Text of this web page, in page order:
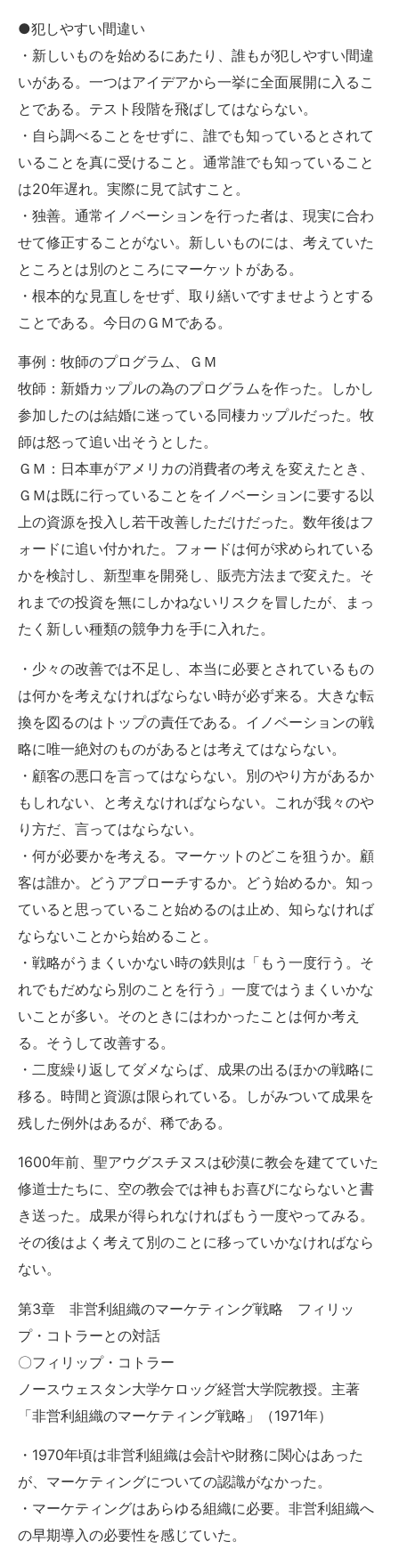
●犯しやすい間違い
・新しいものを始めるにあたり、誰もが犯しやすい間違
いがある。一つはアイデアから一挙に全面展開に入るこ
とである。テスト段階を飛ばしてはならない。
・自ら調べることをせずに、誰でも知っているとされて
いることを真に受けること。通常誰でも知っていること
は20年遅れ。実際に見て試すこと。
・独善。通常イノベーションを行った者は、現実に合わ
せて修正することがない。新しいものには、考えていた
ところとは別のところにマーケットがある。
・根本的な見直しをせず、取り繕いですませようとする
ことである。今日のＧＭである。
事例：牧師のプログラム、ＧＭ
牧師：新婚カップルの為のプログラムを作った。しかし
参加したのは結婚に迷っている同棲カップルだった。牧
師は怒って追い出そうとした。
ＧＭ：日本車がアメリカの消費者の考えを変えたとき、
ＧＭは既に行っていることをイノベーションに要する以
上の資源を投入し若干改善しただけだった。数年後はフ
ォードに追い付かれた。フォードは何が求められている
かを検討し、新型車を開発し、販売方法まで変えた。そ
れまでの投資を無にしかねないリスクを冒したが、まっ
たく新しい種類の競争力を手に入れた。
・少々の改善では不足し、本当に必要とされているもの
は何かを考えなければならない時が必ず来る。大きな転
換を図るのはトップの責任である。イノベーションの戦
略に唯一絶対のものがあるとは考えてはならない。
・顧客の悪口を言ってはならない。別のやり方があるか
もしれない、と考えなければならない。これが我々のや
り方だ、言ってはならない。
・何が必要かを考える。マーケットのどこを狙うか。顧
客は誰か。どうアプローチするか。どう始めるか。知っ
ていると思っていること始めるのは止め、知らなければ
ならないことから始めること。
・戦略がうまくいかない時の鉄則は「もう一度行う。そ
れでもだめなら別のことを行う」一度ではうまくいかな
いことが多い。そのときにはわかったことは何か考え
る。そうして改善する。
・二度繰り返してダメならば、成果の出るほかの戦略に
移る。時間と資源は限られている。しがみついて成果を
残した例外はあるが、稀である。
1600年前、聖アウグスチヌスは砂漠に教会を建てていた
修道士たちに、空の教会では神もお喜びにならないと書
き送った。成果が得られなければもう一度やってみる。
その後はよく考えて別のことに移っていかなければなら
ない。
第3章 非営利組織のマーケティング戦略 フィリッ
プ・コトラーとの対話
〇フィリップ・コトラー
ノースウェスタン大学ケロッグ経営大学院教授。主著
「非営利組織のマーケティング戦略」（1971年）
・1970年頃は非営利組織は会計や財務に関心はあった
が、マーケティングについての認識がなかった。
・マーケティングはあらゆる組織に必要。非営利組織へ
の早期導入の必要性を感じていた。